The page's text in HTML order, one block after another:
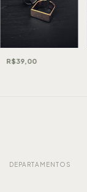
R$39,00
DEPARTAMENTOS